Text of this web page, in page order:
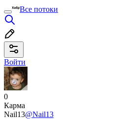
Все потоки
Войти
0
Карма
Nail13@Nail13